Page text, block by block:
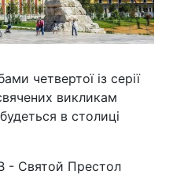
четвертої із серії
викликам
в столиці
- Святой Престол